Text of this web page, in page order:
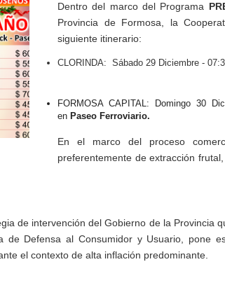
Dentro del marco del Programa
Provincia de Formosa, la
siguiente itinerario:
CLORINDA: Sábado 29 Diciembre -
FORMOSA CAPITAL: Domingo 30
en Paseo Ferroviario.
En el marco del proceso
preferentemente de extracción
de intervención del Gobierno de la Provincia
de Defensa al Consumidor y Usuario, pone
el contexto de alta inflación predominante.